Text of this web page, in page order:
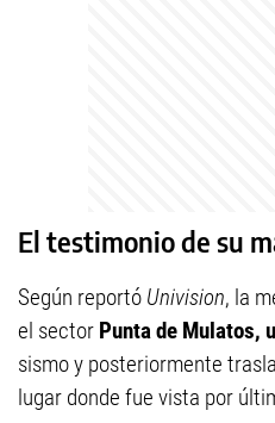
El testimonio de su
Según reportó Univision, la
el sector Punta de Mulatos,
sismo y posteriormente
lugar donde fue vista por